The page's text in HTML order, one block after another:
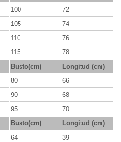
100
72
105
74
110
76
115
78
Busto(cm)
Longitud (cm)
80
66
90
68
95
70
Busto(cm)
Longitud (cm)
64
39